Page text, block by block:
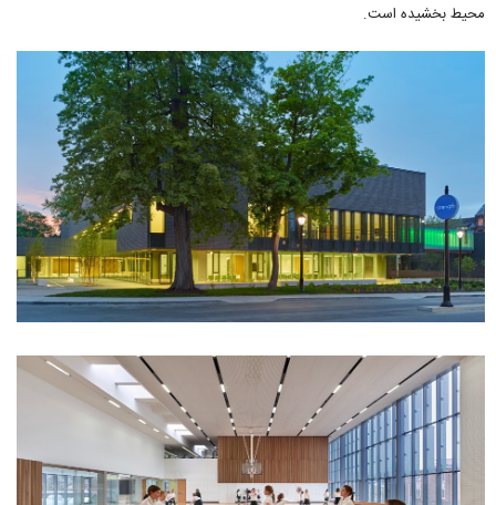
محیط بخشیده است.